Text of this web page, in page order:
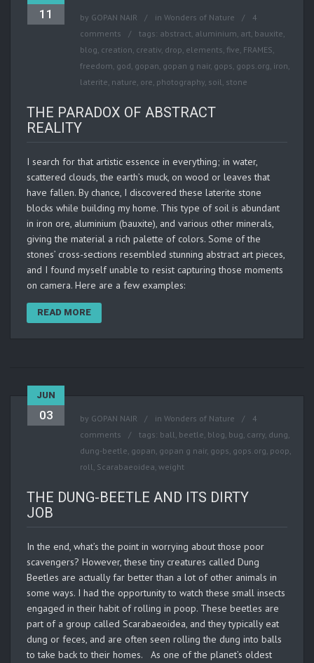
11 by GOPAN NAIR in Wonders of Nature
4
comments
tags: abstract, aluminium, art, bauxite,
blog, creation, creativ, drop, elements, five, FRAMES,
freedom, god, gopan, gopan g nair, gops, gops.org, iron,
laterite, nature, ore, photography, soil, stone
THE PARADOX OF ABSTRACT
REALITY
I search for that artistic essence in everything; in water,
scattered clouds, the earth’s muck, on wood or leaves that
have fallen. By chance, I discovered these laterite stone
blocks while building my home. This type of soil is abundant
in iron ore, aluminium (bauxite), and various other minerals,
giving the material a rich palette of colors. Some of the
stones’ cross-sections resembled stunning abstract art pieces,
and I found myself unable to resist capturing those moments
on camera. Here are a few examples:
READ MORE
JUN
03 by GOPAN NAIR in Wonders of Nature
4
comments
tags: ball, beetle, blog, bug, carry, dung,
dung-beetle, gopan, gopan g nair, gops, gops.org, poop,
roll, Scarabaeoidea, weight
THE DUNG-BEETLE AND ITS DIRTY
JOB
In the end, what’s the point in worrying about those poor
scavengers? However, these tiny creatures called Dung
Beetles are actually far better than a lot of other animals in
some ways. I had the opportunity to watch these small insects
engaged in their habit of rolling in poop. These beetles are
part of a group called Scarabaeoidea, and they typically eat
dung or feces, and are often seen rolling the dung into balls
to take back to their homes. As one of the planet’s oldest